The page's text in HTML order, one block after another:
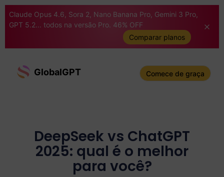
Claude Opus 4.6, Sora 2, Nano Banana Pro, Gemini 3 Pro,
GPT 5.2... todos na versão Pro. 46% OFF
Comparar planos
GlobalGPT Comece de graça
DeepSeek vs ChatGPT
2025: qual é o melhor
para você?